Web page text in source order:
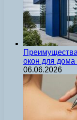
окон для
06.06.2026